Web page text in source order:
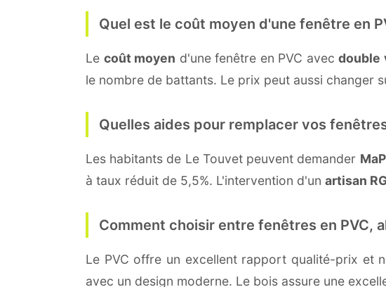
Quel est le coût moyen d'une fenêtre en
Le coût moyen d'une fenêtre en PVC avecdouble
le nombre de battants. Le prix peut aussi changer
Quelles aides pour remplacer vos
Les habitants de Le Touvet peuvent demander
à taux réduit de 5,5%. L'intervention d'un artisan
Comment choisir entre fenêtres en PVC,
Le PVC offre un excellent rapport qualité-prix et
avec un design moderne. Le bois assure une